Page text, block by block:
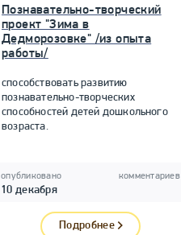
Познавательно-творческий
проект "Зима в
Дедморозовке" /из опыта
работы/
способствовать развитию
познавательно-творческих
способностей детей дошкольного
возраста.
опубликовано
10 декабря
комментариев
Подробнее